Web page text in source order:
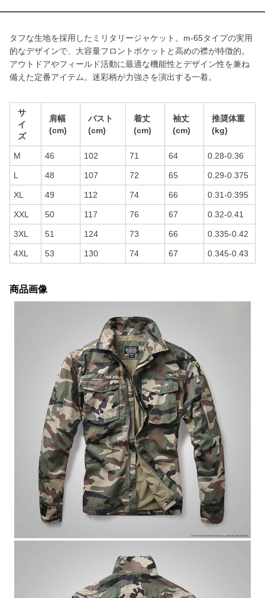
タフな生地を採用したミリタリージャケット。m-65タイプの実用
的なデザインで、大容量フロントポケットと高めの襟が特徴的。
アウトドアやフィールド活動に最適な機能性とデザイン性を兼ね
備えた定番アイテム。迷彩柄が力強さを演出する一着。
サ
イ
ズ
肩幅
(cm)
バスト
(cm)
着丈
(cm)
袖丈
(cm)
推奨体重
(kg)
M 46 102 71 64 0.28-0.36
L 48 107 72 65 0.29-0.375
XL 49 112 74 66 0.31-0.395
XXL 50 117 76 67 0.32-0.41
3XL 51 124 73 66 0.335-0.42
4XL 53 130 74 67 0.345-0.43
商品画像